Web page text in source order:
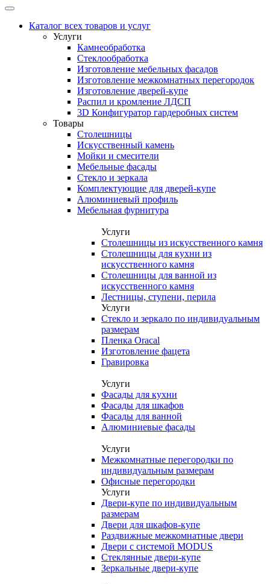
Каталог всех товаров и услуг
Услуги
Камнеобработка
Стеклообработка
Изготовление мебельных фасадов
Изготовление межкомнатных перегородок
Изготовление дверей-купе
Распил и кромление ЛДСП
3D Конфигуратор гардеробных систем
Товары
Столешницы
Искусственный камень
Мойки и смесители
Мебельные фасады
Стекло и зеркала
Комплектующие для дверей-купе
Алюминиевый профиль
Мебельная фурнитура
Услуги
Столешницы из искусственного камня
Столешницы для кухни из
искусственного камня
Столешницы для ванной из
искусственного камня
Лестницы, ступени, перила
Услуги
Стекло и зеркало по индивидуальным
размерам
Пленка Oracal
Изготовление фацета
Гравировка
Услуги
Фасады для кухни
Фасады для шкафов
Фасады для ванной
Алюминиевые фасады
Услуги
Межкомнатные перегородки по
индивидуальным размерам
Офисные перегородки
Услуги
Двери-купе по индивидуальным
размерам
Двери для шкафов-купе
Раздвижные межкомнатные двери
Двери с системой MODUS
Стеклянные двери-купе
Зеркальные двери-купе